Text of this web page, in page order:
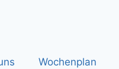
Wochenplan